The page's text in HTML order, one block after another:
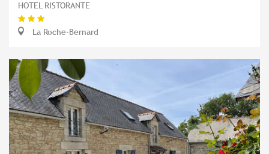
HOTEL RISTORANTE
La Roche-Bernard